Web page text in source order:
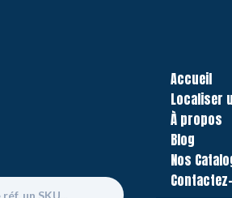
Accueil
Localiser
À propos
Blog
Nos